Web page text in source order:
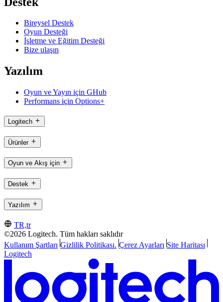
Bireysel Destek
Oyun Desteği
İşletme ve Eğitim Desteği
Bize ulaşın
Yazılım
Oyun ve Yayın için GHub
Performans için Options+
Logitech
Ürünler
Oyun ve Akış için
Destek
Yazılım
TR,tr
©2026 Logitech. Tüm hakları saklıdır
Kullanım Şartları Gizlilik Politikası. Çerez Ayarları Site Haritası
Logitech